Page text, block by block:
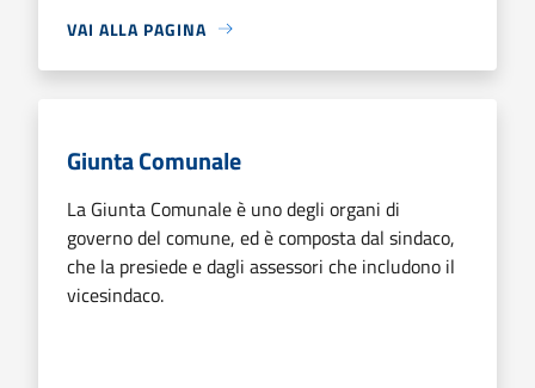
VAI ALLA PAGINA
Giunta Comunale
La Giunta Comunale è uno degli organi di
governo del comune, ed è composta dal sindaco,
che la presiede e dagli assessori che includono il
vicesindaco.